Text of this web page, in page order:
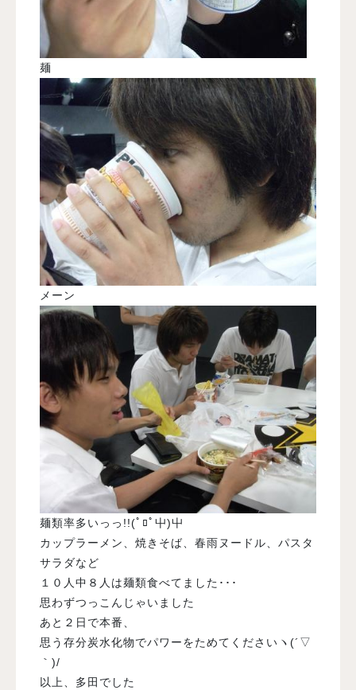
麺
メーン
麺類率多いっっ!!(ﾟﾛﾟ屮)屮
カップラーメン、焼きそば、春雨ヌードル、パスタ
サラダなど
１０人中８人は麺類食べてました･･･
思わずつっこんじゃいました
あと２日で本番、
思う存分炭水化物でパワーをためてくださいヽ(´▽
｀)/
以上、多田でした